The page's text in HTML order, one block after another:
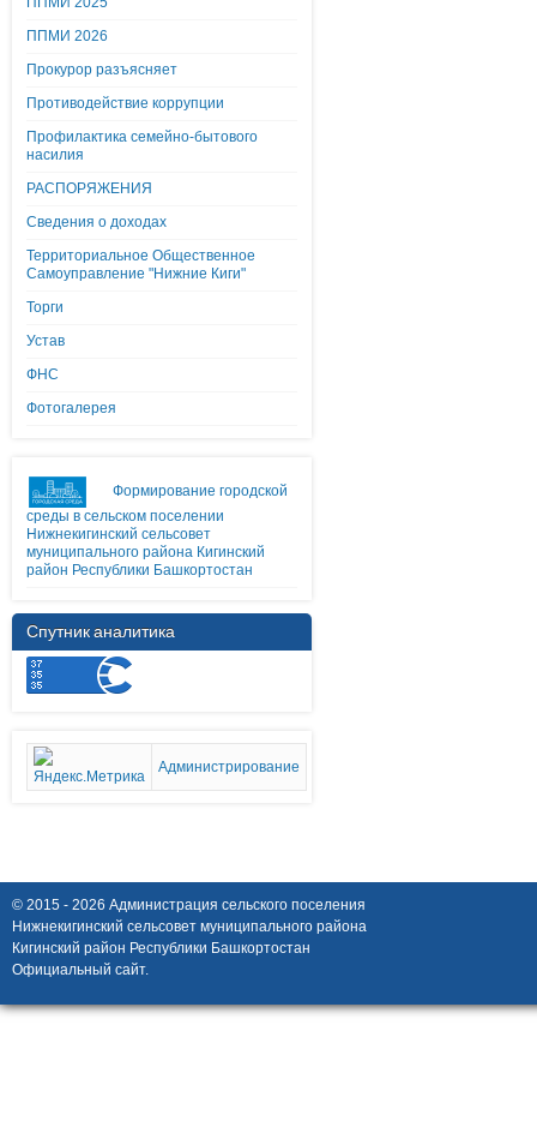
ППМИ 2026
Прокурор разъясняет
Противодействие коррупции
Профилактика семейно-бытового
насилия
РАСПОРЯЖЕНИЯ
Сведения о доходах
Территориальное Общественное
Самоуправление "Нижние Киги"
Торги
Устав
ФНС
Фотогалерея
Формирование городской
среды в сельском поселении
Нижнекигинский сельсовет
муниципального района Кигинский
район Республики Башкортостан
Спутник аналитика
Администрирование
© 2015 - 2026 Администрация сельского поселения
Нижнекигинский сельсовет муниципального района
Кигинский район Республики Башкортостан
Официальный сайт.